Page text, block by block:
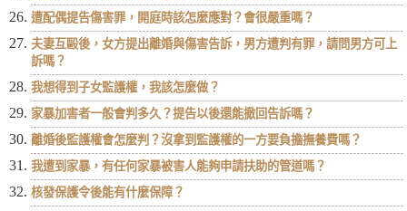
遭配偶提告傷害罪，開庭時該怎麼應對？會很嚴重嗎？
夫妻互毆後，女方提出離婚與傷害告訴，男方遭判有罪，請問男方可上
訴嗎？
我想得到子女監護權，我該怎麼做？
家暴加害者一般會判多久？提告以後還能撤回告訴嗎？
離婚後監護權會怎麼判？沒拿到監護權的一方要負擔撫養費嗎？
我遭到家暴，有任何家暴被害人能夠申請扶助的管道嗎？
核發保護令後能有什麼保障？